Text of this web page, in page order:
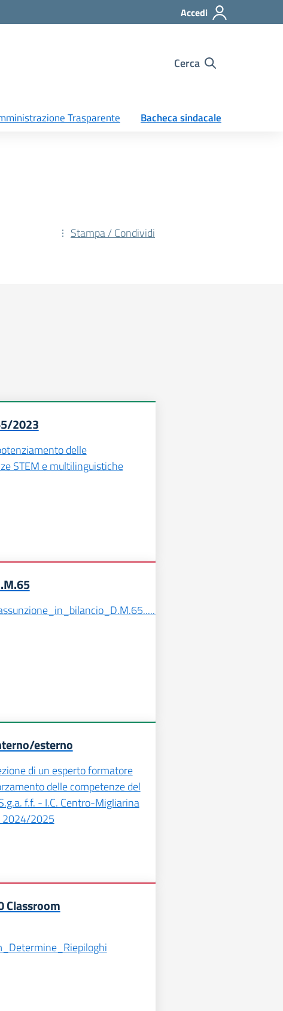
Accedi
Cerca
Trasparente Bacheca sindacale
Stampa / Condividi
2023
delle
STEM e multilinguistiche
esterno
di un esperto formatore
delle competenze del
f.f. - I.C. Centro-Migliarina
2024/2025
Classroom